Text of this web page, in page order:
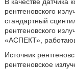
рентгеновского
стандартный
рентгеновского
«АСПЕКТ»,
Источник
рентгеновское